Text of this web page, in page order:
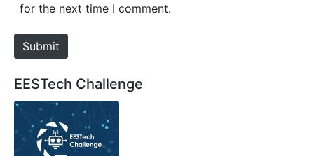
e
for the next time I comment.
Submit
EESTech Challenge